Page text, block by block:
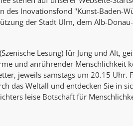
des Inovationsfond "Kunst-Baden-
der Stadt Ulm, dem Alb-
Lesung) für Jung und Alt,
und anrührender Menschlichkeit
jeweils samstags um 20.15 Uhr.
das Weltall und entdecken Sie in
leise Botschaft für